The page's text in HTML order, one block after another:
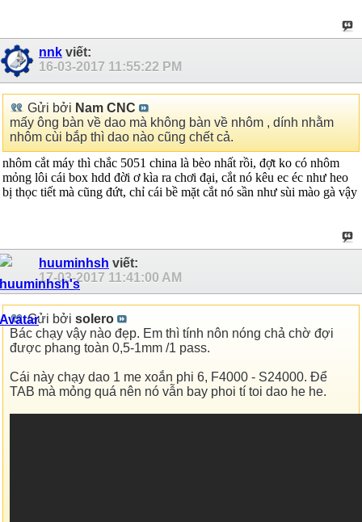
nnk viết:
16-03-2017 11:55:22 PM
Gửi bởi Nam CNC
mấy ông bàn về dao mà không bàn về nhôm , dính nhằm
nhôm cùi bắp thì dao nào cũng chết cả.
nhôm cắt máy thì chắc 5051 china là bèo nhất rồi, đợt ko có nhôm
mỏng lôi cái box hdd đời ơ kìa ra chơi đại, cắt nó kêu ec éc như heo
bị thọc tiết mà cũng đứt, chỉ cái bề mặt cắt nó sần như sùi mào gà vậy
huuminhsh viết:
17-03-2017 11:41:00 AM
Gửi bởi solero
Bác chạy vậy nào đẹp. Em thì tính nôn nóng chả chờ đợi
được phang toàn 0,5-1mm /1 pass.
Cái này chạy dao 1 me xoắn phi 6, F4000 - S24000. Để
TAB mà mỏng quá nên nó vẫn bay phoi tí toi dao he he.